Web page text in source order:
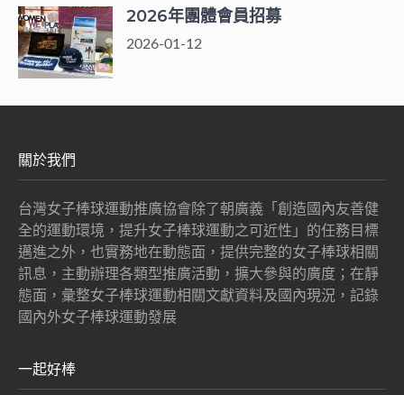
2026年團體會員招募
2026-01-12
關於我們
台灣女子棒球運動推廣協會除了朝廣義「創造國內友善健
全的運動環境，提升女子棒球運動之可近性」的任務目標
邁進之外，也實務地在動態面，提供完整的女子棒球相關
訊息，主動辦理各類型推廣活動，擴大參與的廣度；在靜
態面，彙整女子棒球運動相關文獻資料及國內現況，記錄
國內外女子棒球運動發展
一起好棒